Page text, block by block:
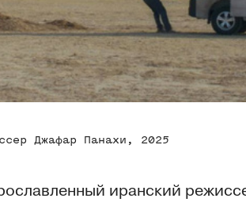
Джафар Панахи, 2025
иранский